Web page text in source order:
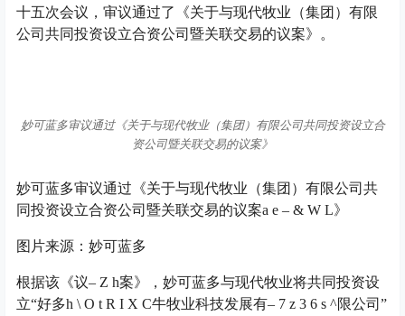
十五次会议，审议通过了《关于与现代牧业（集团）有限
公司共同投资设立合资公司暨关联交易的议案》。
妙可蓝多审议通过《关于与现代牧业（集团）有限公司共同投资设立合
资公司暨关联交易的议案》
妙可蓝多审议通过《关于与现代牧业（集团）有限公司共
同投资设立合资公司暨关联交易的议案a e – & W L》
图片来源：妙可蓝多
根据该《议– Z h案》，妙可蓝多与现代牧业将共同投资设
立“好多h \ O t R I X C牛牧业科技发展有– 7 z 3 6 s ^限公司”